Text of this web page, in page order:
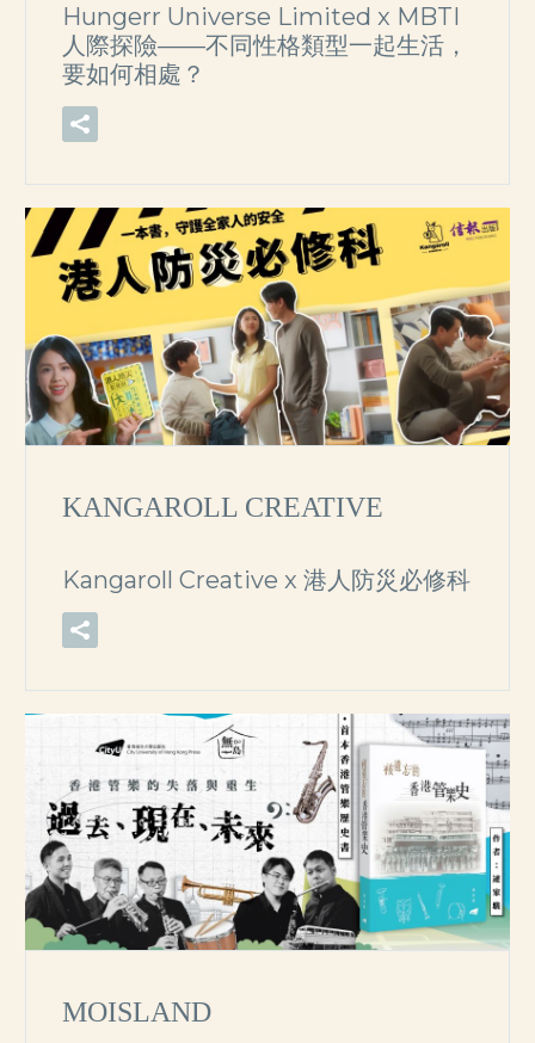
Hungerr Universe Limited x MBTI
人際探險——不同性格類型一起生活，
要如何相處？
KANGAROLL CREATIVE
Kangaroll Creative x 港人防災必修科
MOISLAND